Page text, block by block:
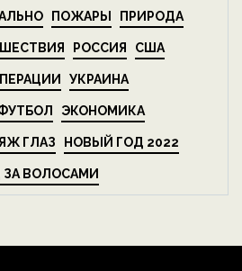
ПОЖАРЫ ПРИРОДА
РОССИЯ США
УКРАИНА
ЭКОНОМИКА
ГЛАЗ НОВЫЙ ГОД 2022
ЗА ВОЛОСАМИ